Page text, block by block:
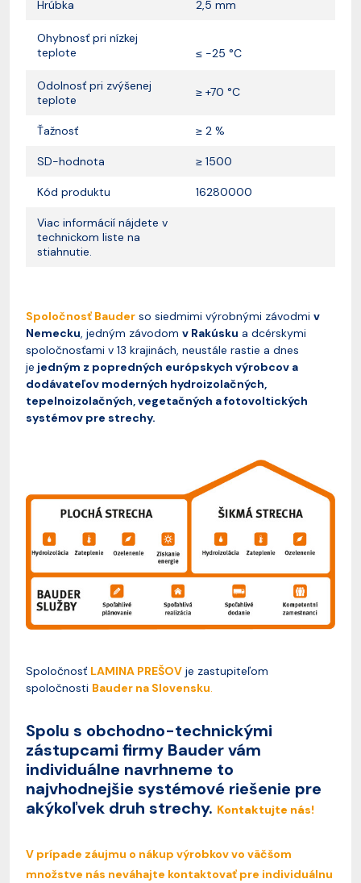
Hrúbka 2,5 mm
Ohybnosť pri nízkej
teplote
≤ -25 °C
Odolnosť pri zvýšenej
teplote
≥ +70 °C
Ťažnosť ≥ 2 %
SD-hodnota ≥ 1500
Kód produktu 16280000
Viac informácií nájdete v
technickom liste na
stiahnutie.
Spoločnosť Bauder so siedmimi výrobnými závodmi v
Nemecku, jedným závodom v Rakúsku a dcérskymi
spoločnosťami v 13 krajinách, neustále rastie a dnes
je jedným z popredných európskych výrobcov a
dodávateľov moderných hydroizolačných,
tepelnoizolačných, vegetačných a fotovoltických
systémov pre strechy.
Spoločnosť LAMINA PREŠOV je zastupiteľom
spoločnosti Bauder na Slovensku.
Spolu s obchodno-technickými
zástupcami firmy Bauder vám
individuálne navrhneme to
najvhodnejšie systémové riešenie pre
akýkoľvek druh strechy. Kontaktujte nás!
V prípade záujmu o nákup výrobkov vo väčšom
množstve nás neváhajte kontaktovať pre individuálnu